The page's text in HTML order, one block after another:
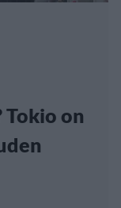
Tokio on